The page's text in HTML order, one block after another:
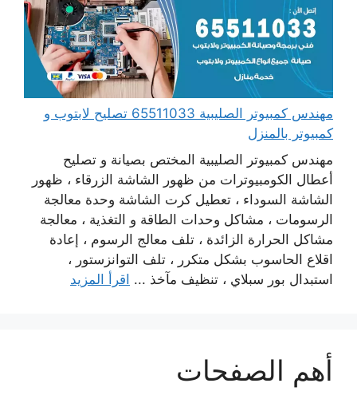
مهندس كمبيوتر الصليبية 65511033 تصليح لابتوب و
كمبيوتر بالمنزل
مهندس كمبيوتر الصليبية المختص بصيانة و تصليح
أعطال الكومبيوترات من ظهور الشاشة الزرقاء ، ظهور
الشاشة السوداء ، تعطيل كرت الشاشة وحدة معالجة
الرسومات ، مشاكل وحدات الطاقة و التغذية ، معالجة
مشاكل الحرارة الزائدة ، تلف معالج الرسوم ، إعادة
اقلاع الحاسوب بشكل متكرر ، تلف التوانزستور ،
استبدال بور سبلاي ، تنظيف مآخذ ... اقرأ المزيد
أهم الصفحات